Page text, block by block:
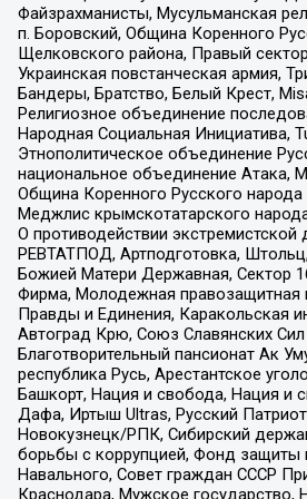
Файзрахманисты, Мусульманская
п. Боровский, Община Коренного
Щелковского района, Правый
Украинская повстанческая армия,
Бандеры, Братство, Белый Крест,
Религиозное объединение
Народная Социальная Инициатива,
Этнополитическое объединение
национальное объединение Атака,
Община Коренного Русского народа
Меджлис крымскотатарского
О противодействии экстремистской
РЕВТАТПОД, Артподготовка,
Божией Матери Державная, Сектор
Фирма, Молодежная правозащитная
Правды и Единения, Каракольская
Автоград Крю, Союз Славянских Сил
Благотворительный пансионат Ак
республика Русь, Арестантское
Башкорт, Нация и свобода, Нация и
Дафа, Иртыш Ultras, Русский
Новокузнецк/РПК, Сибирский
борьбы с коррупцией, Фонд защиты
Навального, Совет граждан СССР
Краснодара, Мужское государство,